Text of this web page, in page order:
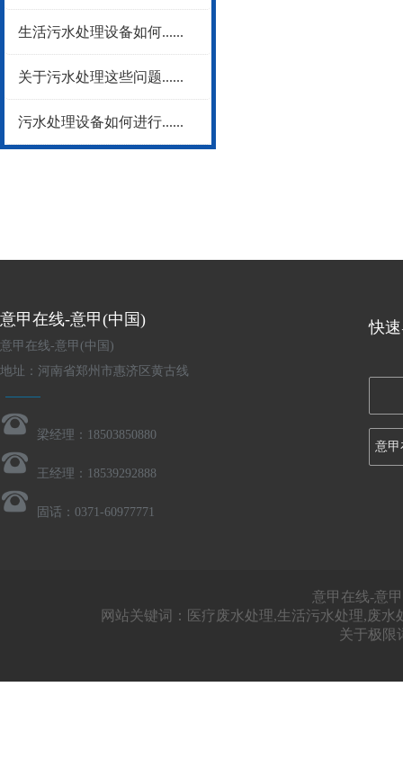
生活污水处理设备如何......
关于污水处理这些问题......
污水处理设备如何进行......
意甲在线-意甲(中国)
意甲在线-意甲(中国)
地址：河南省郑州市惠济区黄古线
梁经理：18503850880
王经理：18539292888
固话：0371-60977771
快
意甲
意甲在线-意
网站关键词：医疗废水处理,生活污水处理,废
关于极限